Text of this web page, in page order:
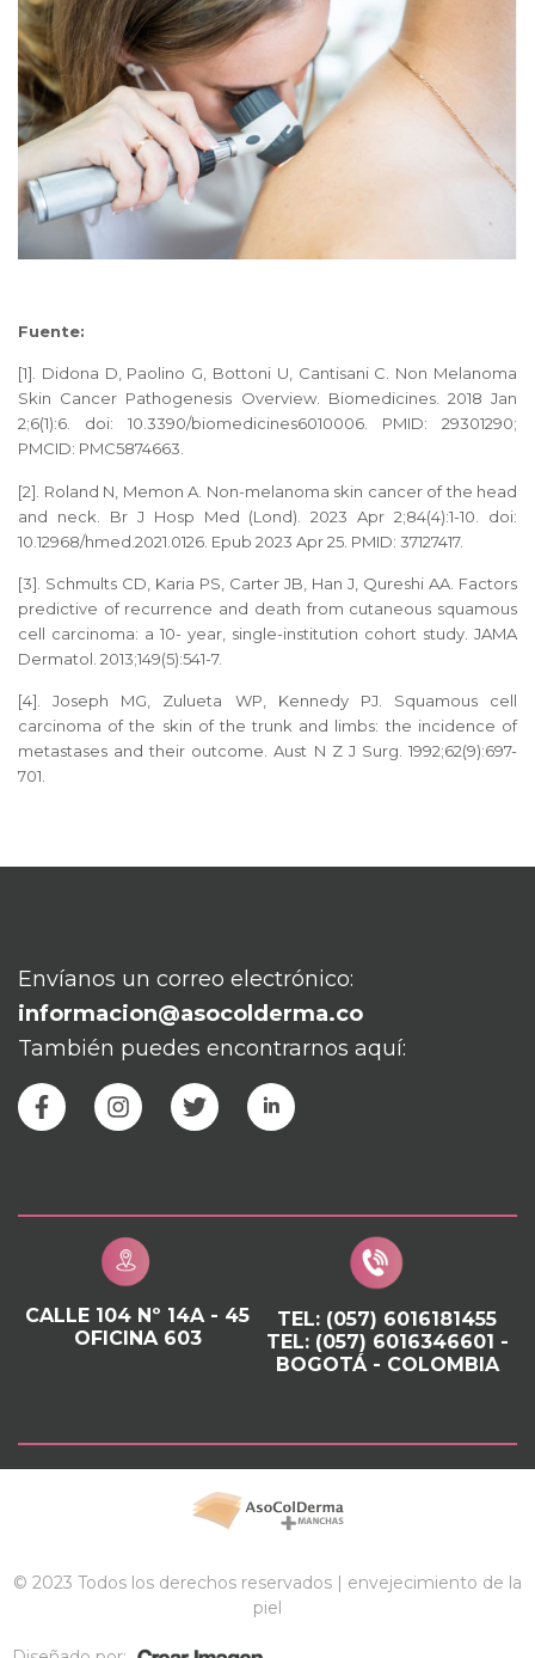
Fuente:
[1]. Didona D, Paolino G, Bottoni U, Cantisani C. Non Melanoma
Skin Cancer Pathogenesis Overview. Biomedicines. 2018 Jan
2;6(1):6. doi: 10.3390/biomedicines6010006. PMID: 29301290;
PMCID: PMC5874663.
[2]. Roland N, Memon A. Non-melanoma skin cancer of the head
and neck. Br J Hosp Med (Lond). 2023 Apr 2;84(4):1-10. doi:
10.12968/hmed.2021.0126. Epub 2023 Apr 25. PMID: 37127417.
[3]. Schmults CD, Karia PS, Carter JB, Han J, Qureshi AA. Factors
predictive of recurrence and death from cutaneous squamous
cell carcinoma: a 10- year, single-institution cohort study. JAMA
Dermatol. 2013;149(5):541-7.
[4]. Joseph MG, Zulueta WP, Kennedy PJ. Squamous cell
carcinoma of the skin of the trunk and limbs: the incidence of
metastases and their outcome. Aust N Z J Surg. 1992;62(9):697-
701.
Envíanos un correo electrónico:
informacion@asocolderma.co
También puedes encontrarnos aquí:
CALLE 104 Nº 14A - 45
OFICINA 603
TEL: (057) 6016181455
TEL: (057) 6016346601 -
BOGOTÁ - COLOMBIA
© 2023 Todos los derechos reservados | envejecimiento de la
piel